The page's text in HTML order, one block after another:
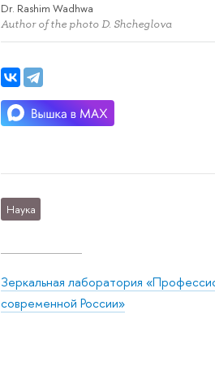
Dr. Rashim Wadhwa
Author of the photo D. Shcheglova
Наука
Зеркальная лаборатория
современной России»